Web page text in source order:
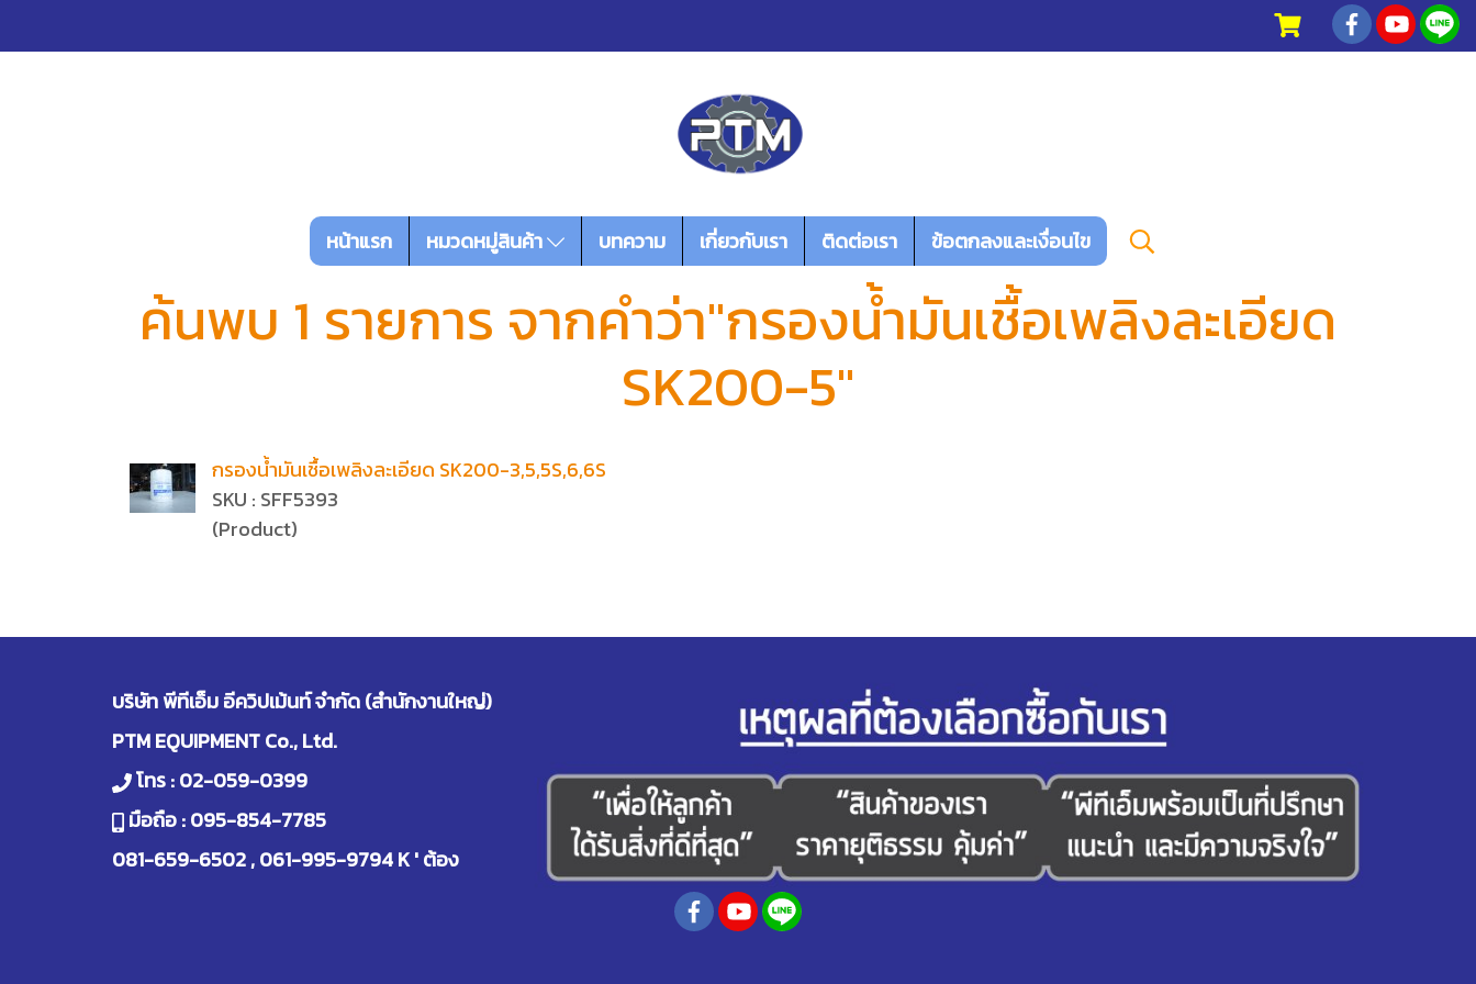
หน้าแรก หมวดหมู่สินค้า บทความ เกี่ยวกับเรา ติดต่อเรา ข้อตกลงและเงื่อนไข
ค้นพบ 1 รายการ จากคำว่า"กรองน้ำมันเชื้อเพลิงละเอียด
SK200-5"
กรองน้ำมันเชื้อเพลิงละเอียด SK200-3,5,5S,6,6S
SKU : SFF5393
(Product)
บริษัท พีทีเอ็ม อีควิปเม้นท์ จำกัด (สำนักงานใหญ่)
PTM EQUIPMENT Co., Ltd.
โทร :02-059-0399
มือถือ :095-854-7785
081-659-6502,061-995-9794K ' ต้อง